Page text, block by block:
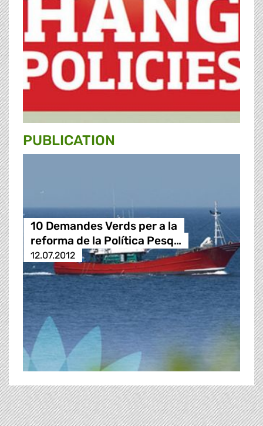
PUBLICATION
10 Demandes Verds per a la
reforma de la Política Pesq…
12.07.2012